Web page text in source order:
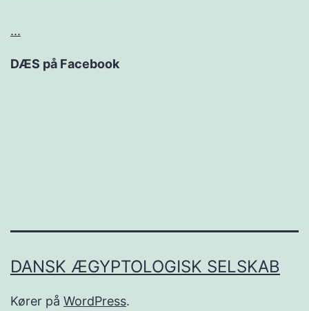
...
DÆS på Facebook
DANSK ÆGYPTOLOGISK SELSKAB
Kører på WordPress.